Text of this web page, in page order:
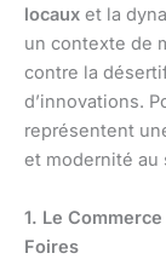
locaux et la
un contexte de
contre la
d’innovations.
représentent
et modernité au
1. Le
Foires